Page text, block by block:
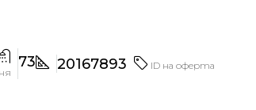
73 20167893 ID на оферта